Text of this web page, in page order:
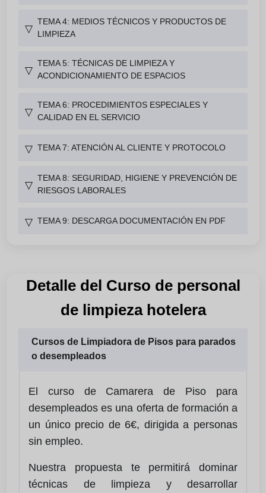
▽
TEMA 4: MEDIOS TÉCNICOS Y PRODUCTOS DE
LIMPIEZA
▽
TEMA 5: TÉCNICAS DE LIMPIEZA Y
ACONDICIONAMIENTO DE ESPACIOS
▽
TEMA 6: PROCEDIMIENTOS ESPECIALES Y
CALIDAD EN EL SERVICIO
▽ TEMA 7: ATENCIÓN AL CLIENTE Y PROTOCOLO
▽
TEMA 8: SEGURIDAD, HIGIENE Y PREVENCIÓN DE
RIESGOS LABORALES
▽ TEMA 9: DESCARGA DOCUMENTACIÓN EN PDF
Detalle del Curso de personal
de limpieza hotelera
Cursos de Limpiadora de Pisos para parados
o desempleados
El curso de Camarera de Piso para
desempleados es una oferta de formación a
un único precio de 6€, dirigida a personas
sin empleo.
Nuestra propuesta te permitirá dominar
técnicas de limpieza y desarrollar